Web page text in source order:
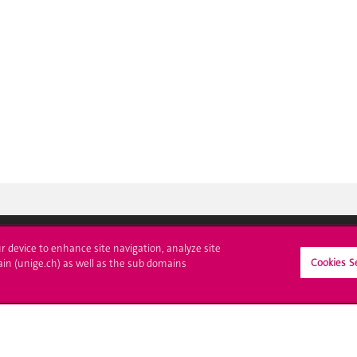
à l'UNIGE L'UNIGE vous informe
UNIGE Mobile
device to enhance site navigation, analyze site
(unige.ch) as well as the sub domains
Cookies